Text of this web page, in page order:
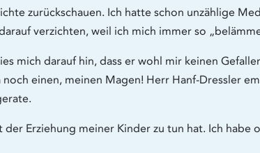
zurückschauen. Ich hatte schon unzählige
verzichten, weil ich mich immer so
mich darauf hin, dass er wohl mir keinen
einen, meinen Magen! Herr Hanf-Dressler
Erziehung meiner Kinder zu tun hat. Ich